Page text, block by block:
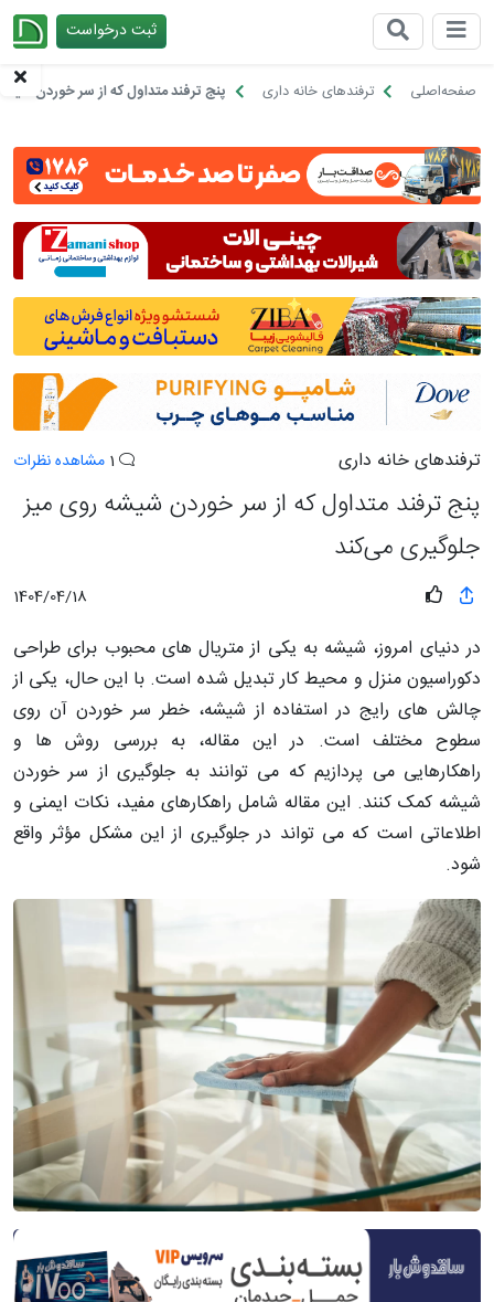
ثبت درخواست
صفحه‌اصلی ترفندهای خانه داری پنج ترفند متداول که از سر خوردن
ترفندهای خانه داری مشاهده نظرات
پنج ترفند متداول که از سر خوردن شیشه روی میز
جلوگیری می‌کند
1404/04/18
در دنیای امروز، شیشه به یکی از متریال های محبوب برای طراحی
دکوراسیون منزل و محیط کار تبدیل شده است. با این حال، یکی از
چالش های رایج در استفاده از شیشه، خطر سر خوردن آن روی
سطوح مختلف است. در این مقاله، به بررسی روش ها و
راهکارهایی می پردازیم که می توانند به جلوگیری از سر خوردن
شیشه کمک کنند. این مقاله شامل راهکارهای مفید، نکات ایمنی و
اطلاعاتی است که می تواند در جلوگیری از این مشکل مؤثر واقع
شود.